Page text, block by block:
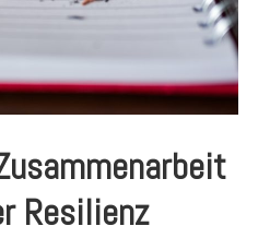
Resilienz